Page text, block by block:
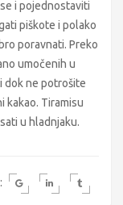
i pojednostaviti
piškote i polako
poravnati. Preko
umočenih u
dok ne potrošite
kakao. Tiramisu
u hladnjaku.